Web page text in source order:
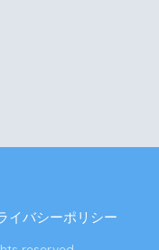
イバシーポリシー